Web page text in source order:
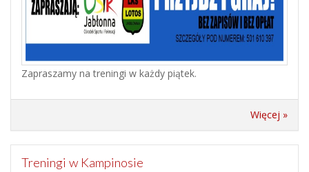
Zapraszamy na treningi w każdy piątek.
Więcej »
Treningi w Kampinosie